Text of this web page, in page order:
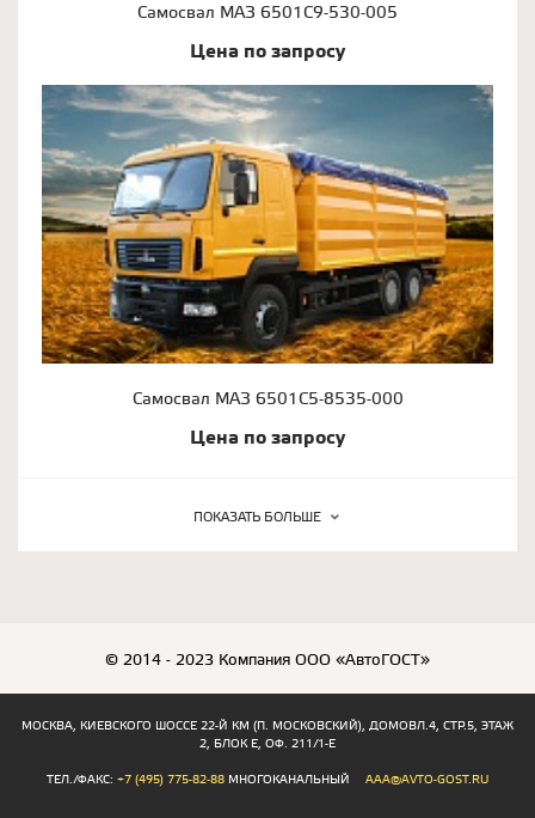
Самосвал МАЗ 6501С9-530-005
Цена по запросу
Самосвал МАЗ 6501С5-8535-000
Цена по запросу
ПОКАЗАТЬ БОЛЬШЕ
© 2014 - 2023 Компания ООО «АвтоГОСТ»
МОСКВА, КИЕВСКОГО ШОССЕ 22-Й КМ (П. МОСКОВСКИЙ), ДОМОВЛ.4, СТР.5, ЭТАЖ
2, БЛОК Е, ОФ. 211/1-Е
ТЕЛ./ФАКС: +7 (495) 775-82-88 МНОГОКАНАЛЬНЫЙ AAA@AVTO-GOST.RU